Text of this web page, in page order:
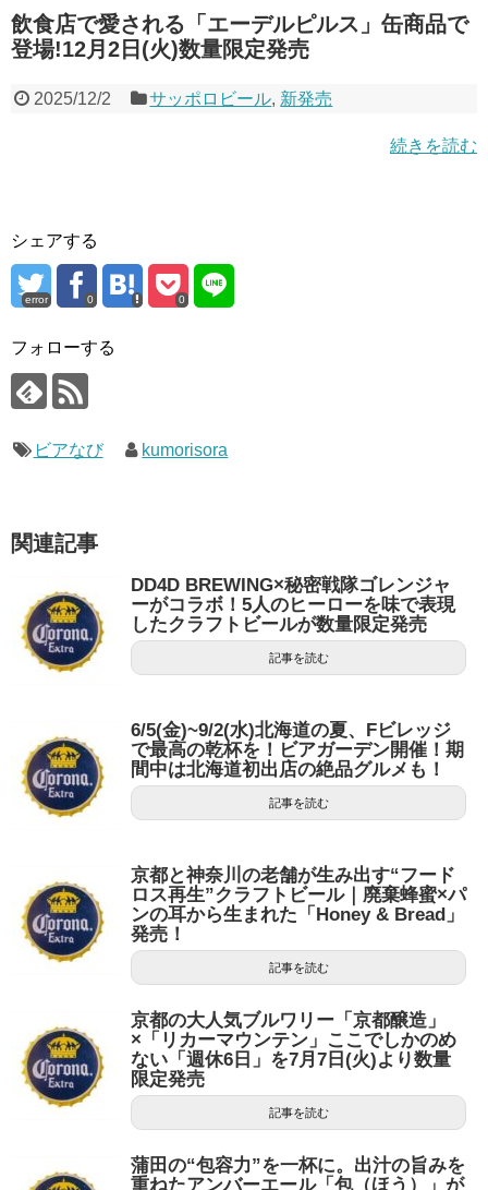
飲食店で愛される「エーデルピルス」缶商品で
登場!12月2日(火)数量限定発売
2025/12/2 サッポロビール, 新発売
続きを読む
シェアする
error 0 0
フォローする
ビアなび kumorisora
関連記事
DD4D BREWING×秘密戦隊ゴレンジャ
ーがコラボ！5人のヒーローを味で表現
したクラフトビールが数量限定発売
記事を読む
6/5(金)~9/2(水)北海道の夏、Fビレッジ
で最高の乾杯を！ビアガーデン開催！期
間中は北海道初出店の絶品グルメも！
記事を読む
京都と神奈川の老舗が生み出す“フード
ロス再生”クラフトビール｜廃棄蜂蜜×パ
ンの耳から生まれた「Honey & Bread」
発売！
記事を読む
京都の大人気ブルワリー「京都醸造」
×「リカーマウンテン」ここでしかのめ
ない「週休6日」を7月7日(火)より数量
限定発売
記事を読む
蒲田の“包容力”を一杯に。出汁の旨みを
重ねたアンバーエール「包（ほう）」が